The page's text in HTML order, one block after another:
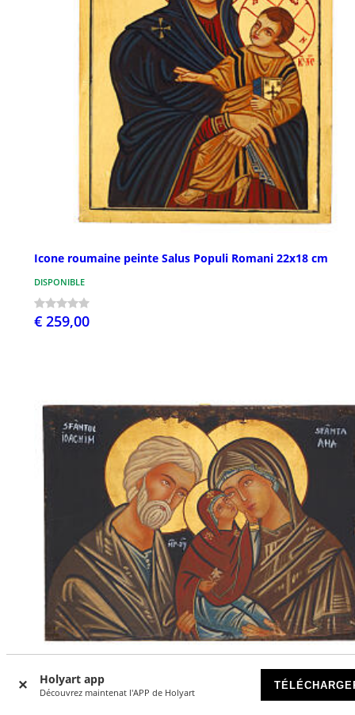
Holyart app
Découvrez maintenat l'APP de Holyart
Icone roumaine peinte Salus Populi Romani 22x18 cm
DISPONIBLE
€ 259,00